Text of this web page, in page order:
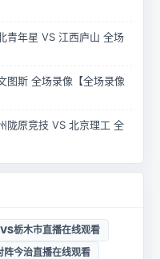
青年星 VS 江西庐山 全场
图斯 全场录像【全场录像
陇原竞技 VS 北京理工 全
栃木市直播在线观看
阵今治直播在线观看